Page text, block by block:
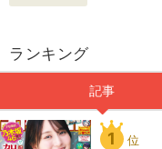
ランキング
記事
1 位